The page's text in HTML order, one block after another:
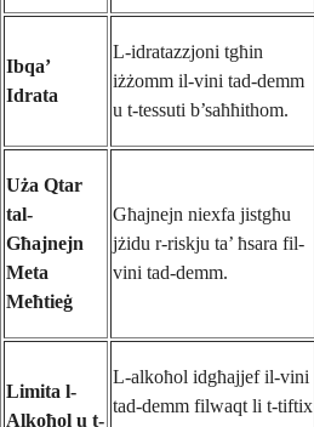
Ibqa’
Idrata
L-idratazzjoni tgħin
iżżomm il-vini tad-demm
u t-tessuti b’saħħithom.
Uża Qtar
tal-
Għajnejn
Meta
Meħtieġ
Għajnejn niexfa jistgħu
jżidu r-riskju ta’ ħsara fil-
vini tad-demm.
Limita l-
Alkoħol u t-
L-alkoħol idgħajjef il-vini
tad-demm filwaqt li t-tiftix